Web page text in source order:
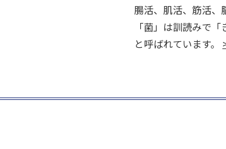
腸活、肌活、筋活、
「菌」は訓読みで
と呼ばれています。